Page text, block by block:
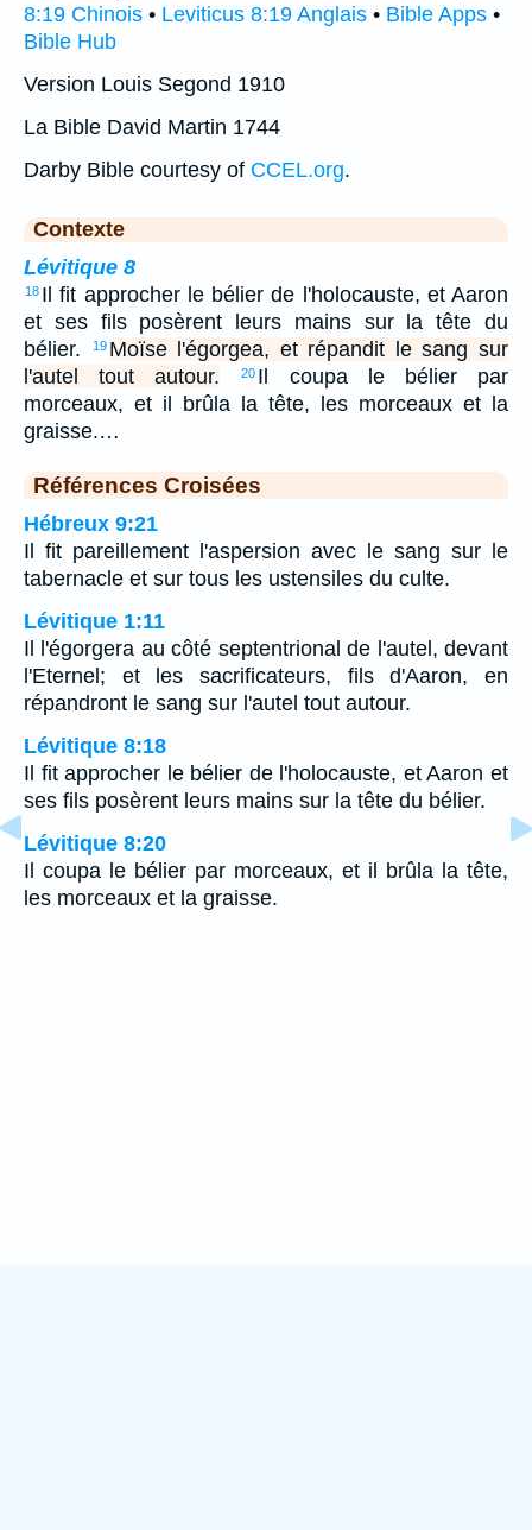
8:19 Chinois • Leviticus 8:19 Anglais • Bible Apps •
Bible Hub
Version Louis Segond 1910
La Bible David Martin 1744
Darby Bible courtesy of CCEL.org.
Contexte
Lévitique 8
18 Il fit approcher le bélier de l'holocauste, et Aaron
et ses fils posèrent leurs mains sur la tête du
bélier.
19 Moïse l'égorgea, et répandit le sang sur
l'autel tout autour.
20 Il coupa le bélier par
morceaux, et il brûla la tête, les morceaux et la
graisse.…
Références Croisées
Hébreux 9:21
Il fit pareillement l'aspersion avec le sang sur le
tabernacle et sur tous les ustensiles du culte.
Lévitique 1:11
Il l'égorgera au côté septentrional de l'autel, devant
l'Eternel; et les sacrificateurs, fils d'Aaron, en
répandront le sang sur l'autel tout autour.
Lévitique 8:18
Il fit approcher le bélier de l'holocauste, et Aaron et
ses fils posèrent leurs mains sur la tête du bélier.
Lévitique 8:20
Il coupa le bélier par morceaux, et il brûla la tête,
les morceaux et la graisse.